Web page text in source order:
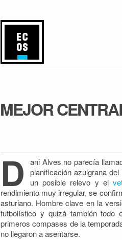
MEJOR
D
ani Alves no parecía
planificación azulgrana
un posible relevo y el
rendimiento muy irregular, se
asturiano. Hombre clave en la
futbolístico y quizá también todo
primeros compases de la
no llegaron a asentarse.